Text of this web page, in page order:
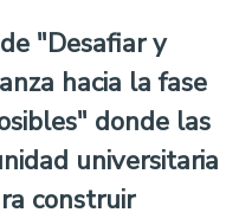
"Desafiar y
hacia la fase
donde las
universitaria
construir